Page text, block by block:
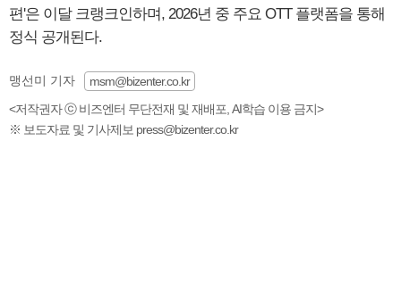
편'은 이달 크랭크인하며, 2026년 중 주요 OTT 플랫폼을 통해
정식 공개된다.
맹선미 기자
msm@bizenter.co.kr
<저작권자 ⓒ 비즈엔터 무단전재 및 재배포, AI학습 이용 금지>
※ 보도자료 및 기사제보 press@bizenter.co.kr